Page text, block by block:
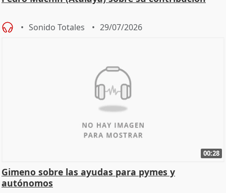
Sonido Totales 29/07/2026
00:28
Gimeno sobre las ayudas para pymes y
autónomos